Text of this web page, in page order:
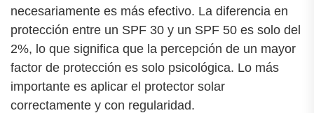
necesariamente es más efectivo. La diferencia en
protección entre un SPF 30 y un SPF 50 es solo del
2%, lo que significa que la percepción de un mayor
factor de protección es solo psicológica. Lo más
importante es aplicar el protector solar
correctamente y con regularidad.